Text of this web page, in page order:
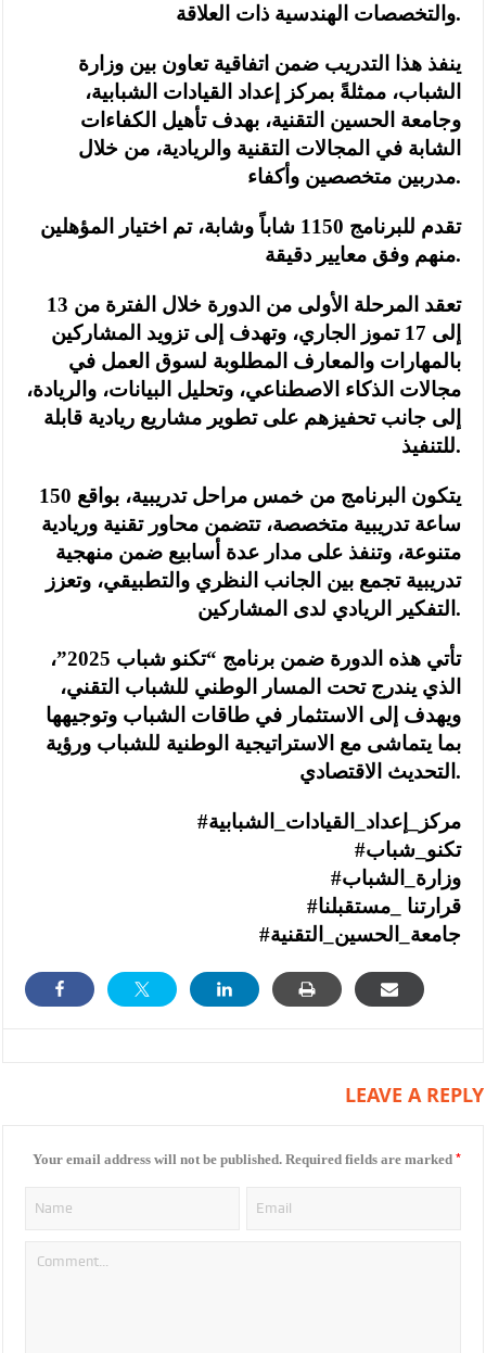
والتخصصات الهندسية ذات العلاقة.
ينفذ هذا التدريب ضمن اتفاقية تعاون بين وزارة
الشباب، ممثلةً بمركز إعداد القيادات الشبابية،
وجامعة الحسين التقنية، بهدف تأهيل الكفاءات
الشابة في المجالات التقنية والريادية، من خلال
مدربين متخصصين وأكفاء.
تقدم للبرنامج 1150 شاباً وشابة، تم اختيار المؤهلين
منهم وفق معايير دقيقة.
تعقد المرحلة الأولى من الدورة خلال الفترة من 13
إلى 17 تموز الجاري، وتهدف إلى تزويد المشاركين
بالمهارات والمعارف المطلوبة لسوق العمل في
مجالات الذكاء الاصطناعي، وتحليل البيانات، والريادة،
إلى جانب تحفيزهم على تطوير مشاريع ريادية قابلة
للتنفيذ.
يتكون البرنامج من خمس مراحل تدريبية، بواقع 150
ساعة تدريبية متخصصة، تتضمن محاور تقنية وريادية
متنوعة، وتنفذ على مدار عدة أسابيع ضمن منهجية
تدريبية تجمع بين الجانب النظري والتطبيقي، وتعزز
التفكير الريادي لدى المشاركين.
تأتي هذه الدورة ضمن برنامج “تكنو شباب 2025”،
الذي يندرج تحت المسار الوطني للشباب التقني،
ويهدف إلى الاستثمار في طاقات الشباب وتوجيهها
بما يتماشى مع الاستراتيجية الوطنية للشباب ورؤية
التحديث الاقتصادي.
#مركز_إعداد_القيادات_الشبابية
#تكنو_شباب
#وزارة_الشباب
#قرارتنا _مستقبلنا
#جامعة_الحسين_التقنية
LEAVE A REPLY
Your email address will not be published. Required fields are marked *